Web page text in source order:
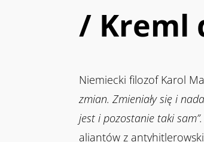
/ Kreml
Niemiecki filozof Karol
zmian. Zmieniały się i
jest i pozostanie taki sam”.
aliantów z